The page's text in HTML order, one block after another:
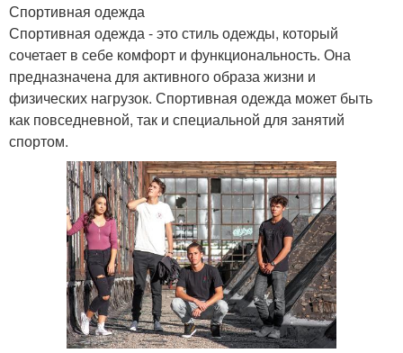
Спортивная одежда
Спортивная одежда - это стиль одежды, который
сочетает в себе комфорт и функциональность. Она
предназначена для активного образа жизни и
физических нагрузок. Спортивная одежда может быть
как повседневной, так и специальной для занятий
спортом.